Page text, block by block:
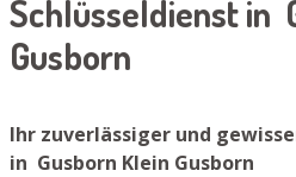
Schlüsseldienst in
Gusborn
Ihr zuverlässiger und
in Gusborn Klein Gusborn